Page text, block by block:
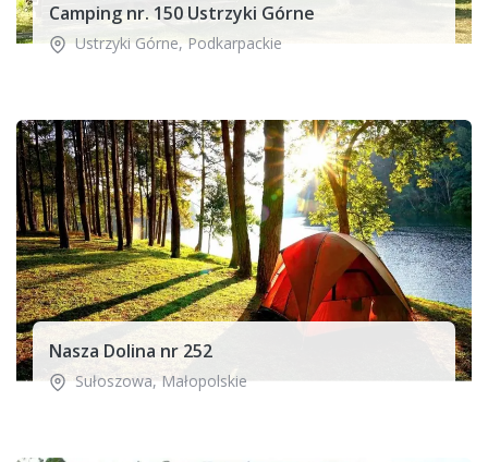
Camping nr. 150 Ustrzyki Górne
Ustrzyki Górne, Podkarpackie
Nasza Dolina nr 252
Sułoszowa,Małopolskie